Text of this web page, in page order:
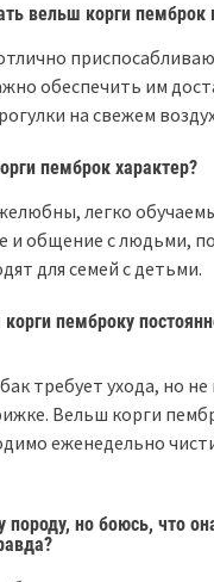
вельш корги пемброк
обеспечить им
на свежем
пемброк характер?
легко
и общение с людьми,
для семей с детьми.
пемброку
требует ухода, но не
Вельш корги
еженедельно
породу, но боюсь, что